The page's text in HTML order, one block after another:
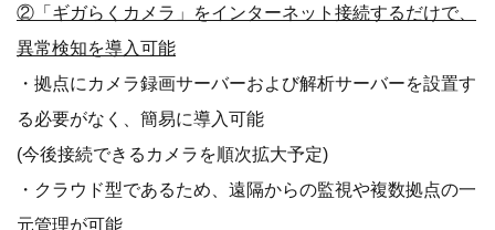
②「ギガらくカメラ」をインターネット接続するだけで、
異常検知を導入可能
・拠点にカメラ録画サーバーおよび解析サーバーを設置す
る必要がなく、簡易に導入可能
(今後接続できるカメラを順次拡大予定)
・クラウド型であるため、遠隔からの監視や複数拠点の一
元管理が可能